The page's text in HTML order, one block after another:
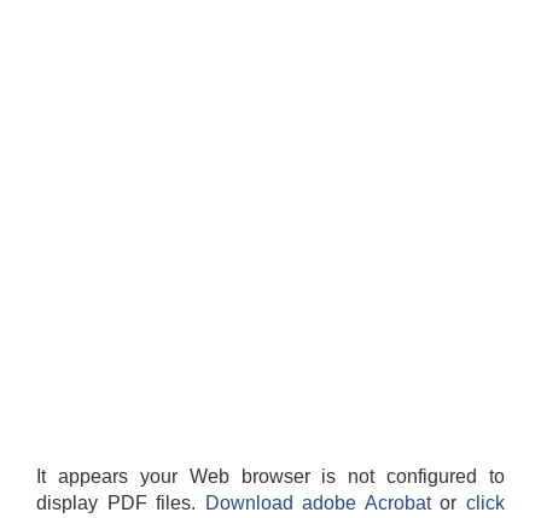
It appears your Web browser is not configured to
display PDF files.
Download adobe Acrobatorclick